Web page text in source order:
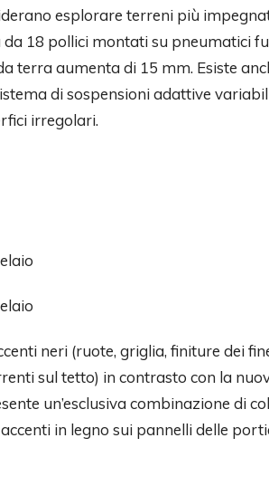
esplorare terreni più
18 pollici montati su pneumatici
terra aumenta di 15 mm. Esiste
di sospensioni adattive
irregolari.
neri (ruote, griglia, finiture dei
sul tetto) in contrasto con la
un’esclusiva combinazione di
in legno sui pannelli delle